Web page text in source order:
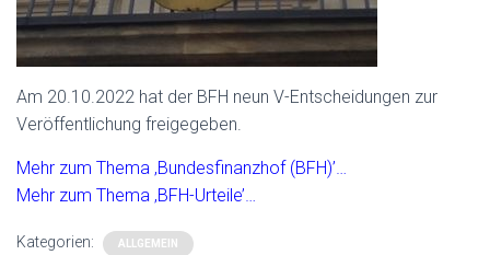
Am 20.10.2022 hat der BFH neun V-Entscheidungen zur
Veröffentlichung freigegeben.
Mehr zum Thema ‚Bundesfinanzhof (BFH)’…
Mehr zum Thema ‚BFH-Urteile’…
Kategorien: ALLGEMEIN